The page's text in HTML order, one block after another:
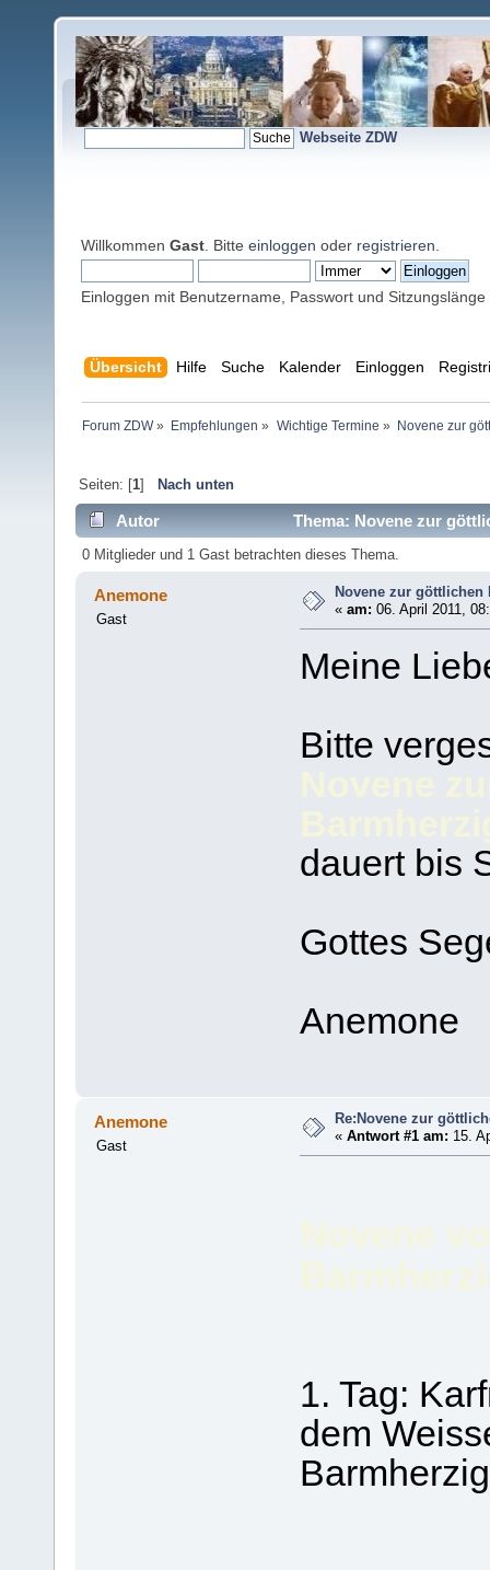
Webseite ZDW
Willkommen Gast . Bitte einloggen oder registrieren
Einloggen mit Benutzername, Passwort und Sitzungslänge
Übersicht Hilfe Suche Kalender Einloggen
Forum ZDW» Empfehlungen » Wichtige Termine » Novene zur
Seiten: [1] Nach unten
Autor Thema: Novene zur
0 Mitglieder und 1 Gast betrachten dieses Thema.
Anemone
Gast
Novene zur göttlichen
«am: 06. April 2011,
Meine
Bitte
dauert bis
Gottes
Anemone
Anemone
Gast
Re:Novene zur
«Antwort #1 am: 15.
Novene
1. Tag:
dem